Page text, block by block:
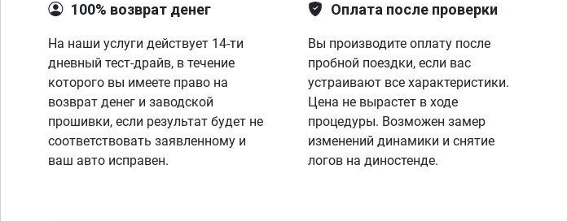
100% возврат денег
На наши услуги действует 14-ти
дневный тест-драйв, в течение
которого вы имеете право на
возврат денег и заводской
прошивки, если результат будет не
соответствовать заявленному и
ваш авто исправен.
Оплата после проверки
Вы производите оплату после
пробной поездки, если вас
устраивают все характеристики.
Цена не вырастет в ходе
процедуры. Возможен замер
изменений динамики и снятие
логов на диностенде.